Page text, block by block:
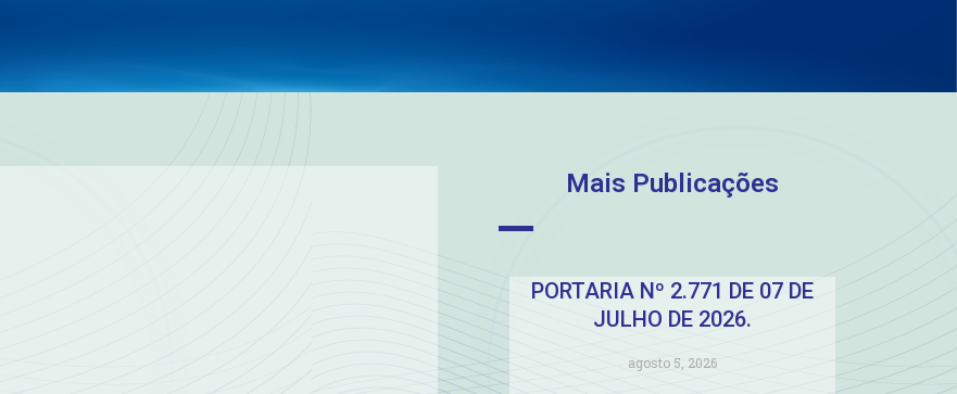
Mais Publicações
PORTARIA Nº 2.771 DE 07 DE
JULHO DE 2026.
agosto 5, 2026